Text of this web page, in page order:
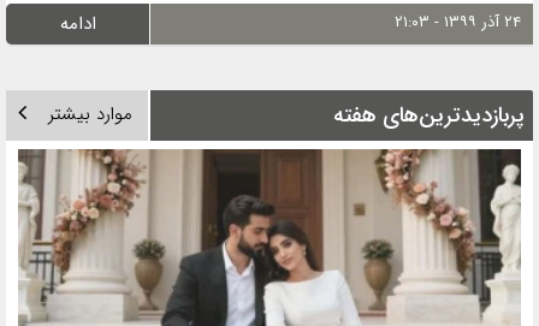
۲۴ آذر ۱۳۹۹ - ۲۱:۰۳ ادامه
پربازدیدترین‌های هفته موارد بیشتر